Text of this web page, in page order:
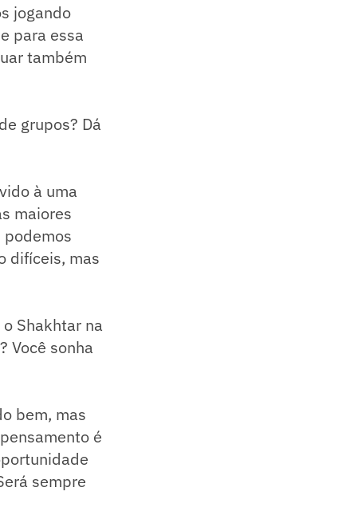
jogando
para essa
também
grupos? Dá
à uma
maiores
difíceis, mas
Shakhtar na
Você sonha
bem, mas
é
sempre